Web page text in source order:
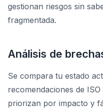
gestionan riesgos sin
fragmentada.
Análisis de
Se compara tu estado
recomendaciones de
priorizan por impacto y